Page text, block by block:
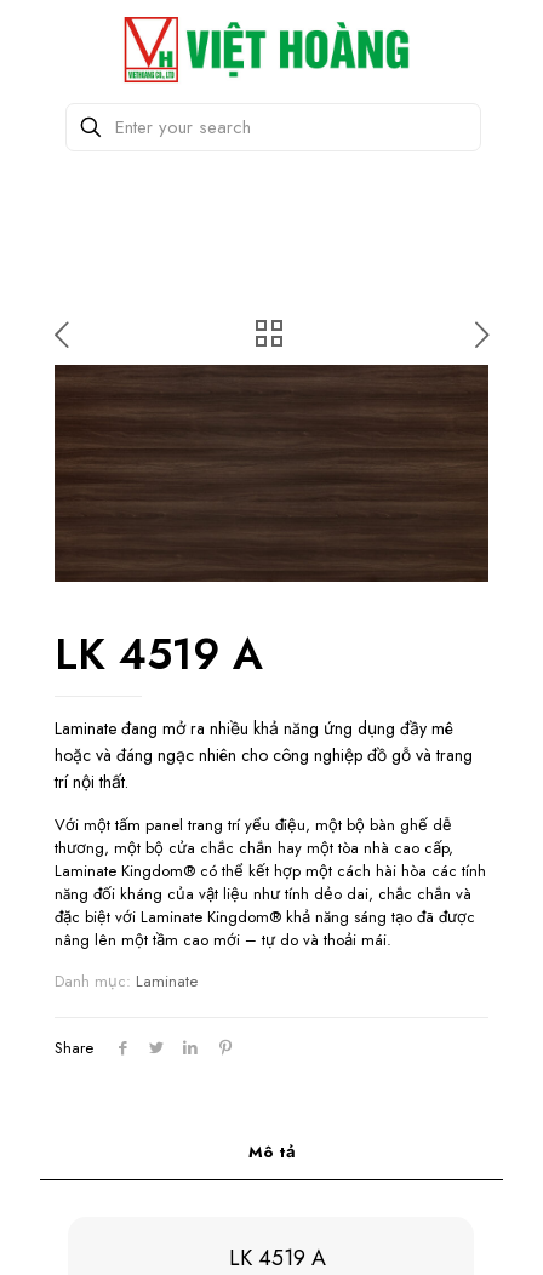
LK 4519 A
Laminate đang mở ra nhiều khả năng ứng dụng đầy mê
hoặc và đáng ngạc nhiên cho công nghiệp đồ gỗ và trang
trí nội thất.
Với một tấm panel trang trí yểu điệu, một bộ bàn ghế dễ
thương, một bộ cửa chắc chắn hay một tòa nhà cao cấp,
Laminate Kingdom® có thể kết hợp một cách hài hòa các tính
năng đối kháng của vật liệu như tính dẻo dai, chắc chắn và
đặc biệt với Laminate Kingdom® khả năng sáng tạo đã được
nâng lên một tầm cao mới – tự do và thoải mái.
Danh mục: Laminate
Share
Mô tả
LK 4519 A